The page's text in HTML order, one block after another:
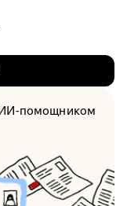
ИИ-помощником